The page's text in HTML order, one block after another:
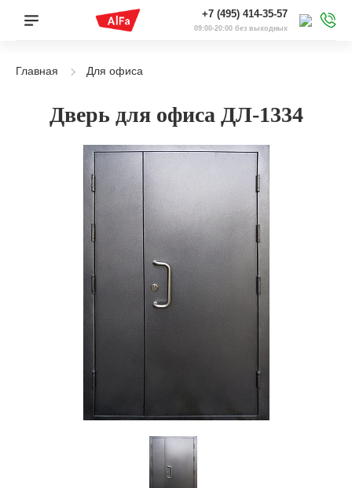
+7 (495) 414-35-57
09:00-20:00 без выходных
Главная Для офиса
Дверь для офиса ДЛ-1334